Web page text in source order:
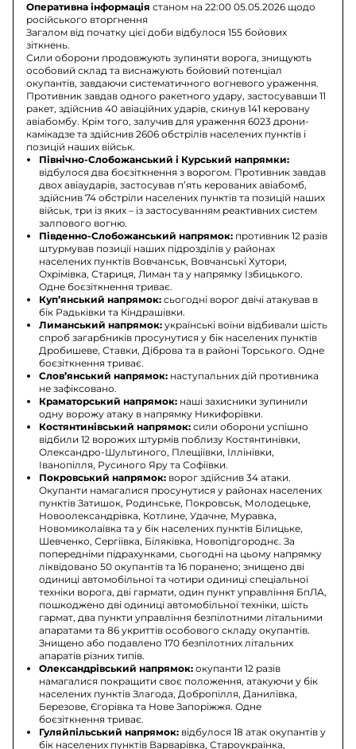
Оперативна інформація станом на 22:00 05.05.2026 щодо
російського вторгнення
Загалом від початку цієї доби відбулося 155 бойових
зіткнень.
Сили оборони продовжують зупиняти ворога, знищують
особовий склад та виснажують бойовий потенціал
окупантів, завдаючи систематичного вогневого ураження.
Противник завдав одного ракетного удару, застосувавши 11
ракет, здійснив 40 авіаційних ударів, скинув 141 керовану
авіабомбу. Крім того, залучив для ураження 6023 дрони-
камікадзе та здійснив 2606 обстрілів населених пунктів і
позицій наших військ.
Північно-Слобожанський і Курський напрямки:
відбулося два боєзіткнення з ворогом. Противник завдав
двох авіаударів, застосував п’ять керованих авіабомб,
здійснив 74 обстріли населених пунктів та позицій наших
військ, три із яких – із застосуванням реактивних систем
залпового вогню.
Південно-Слобожанський напрямок: противник 12 разів
штурмував позиції наших підрозділів у районах
населених пунктів Вовчанськ, Вовчанські Хутори,
Охрімівка, Стариця, Лиман та у напрямку Ізбицького.
Одне боєзіткнення триває.
Куп’янський напрямок: сьогодні ворог двічі атакував в
бік Радьківки та Кіндрашівки.
Лиманський напрямок: українські воїни відбивали шість
спроб загарбників просунутися у бік населених пунктів
Дробишеве, Ставки, Діброва та в районі Торського. Одне
боєзіткнення триває.
Слов’янський напрямок: наступальних дій противника
не зафіксовано.
Краматорський напрямок: наші захисники зупинили
одну ворожу атаку в напрямку Никифорівки.
Костянтинівський напрямок: сили оборони успішно
відбили 12 ворожих штурмів поблизу Костянтинівки,
Олександро-Шультиного, Плещіївки, Іллінівки,
Іванопілля, Русиного Яру та Софіївки.
Покровський напрямок: ворог здійснив 34 атаки.
Окупанти намагалися просунутися у районах населених
пунктів Затишок, Родинське, Покровськ, Молодецьке,
Новоолександрівка, Котлине, Удачне, Муравка,
Новомиколаївка та у бік населених пунктів Білицьке,
Шевченко, Сергіївка, Біляківка, Новопідгороднє. За
попередніми підрахунками, сьогодні на цьому напрямку
ліквідовано 50 окупантів та 16 поранено; знищено дві
одиниці автомобільної та чотири одиниці спеціальної
техніки ворога, дві гармати, один пункт управління БпЛА,
пошкоджено дві одиниці автомобільної техніки, шість
гармат, два пункти управління безпілотними літальними
апаратами та 86 укриттів особового складу окупантів.
Знищено або подавлено 170 безпілотних літальних
апаратів різних типів.
Олександрівський напрямок: окупанти 12 разів
намагалися покращити своє положення, атакуючи у бік
населених пунктів Злагода, Добропілля, Данилівка,
Березове, Єгорівка та Нове Запоріжжя. Одне
боєзіткнення триває.
Гуляйпільський напрямок: відбулося 18 атак окупантів у
бік населених пунктів Варварівка, Староукраїнка,